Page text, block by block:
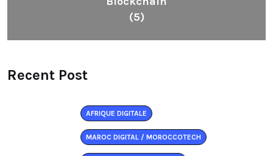
(5)
Recent Post
AFRIQUE DIGITALE
MAROC DIGITAL / MOROCCOTECH